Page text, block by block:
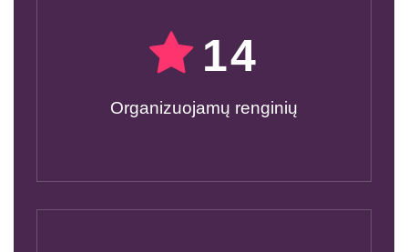
15
Organizuojamų renginių